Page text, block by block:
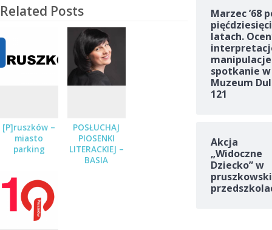
Related Posts
[P]ruszków –
miasto
parking
POSŁUCHAJ
PIOSENKI
LITERACKIEJ –
BASIA
Marzec ’68
latach.
spotkanie w
Muzeum
121
Akcja
„Widoczne
Dziecko” w